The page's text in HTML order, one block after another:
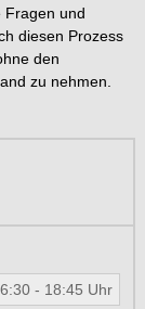
Fragen und
diesen Prozess
den
zu nehmen.
- 18:45 Uhr